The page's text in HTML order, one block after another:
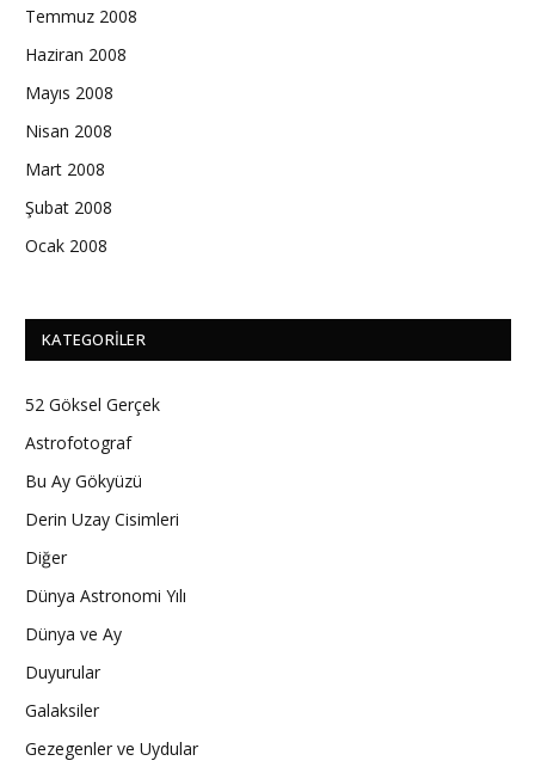
Temmuz 2008
Haziran 2008
Mayıs 2008
Nisan 2008
Mart 2008
Şubat 2008
Ocak 2008
KATEGORILER
52 Göksel Gerçek
Astrofotograf
Bu Ay Gökyüzü
Derin Uzay Cisimleri
Diğer
Dünya Astronomi Yılı
Dünya ve Ay
Duyurular
Galaksiler
Gezegenler ve Uydular